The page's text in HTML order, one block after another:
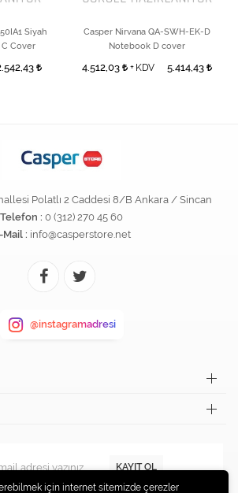
Siyah
Cover
Casper Nirvana QA-SWH-EK-D
Notebook D cover
4.512,03 + KDV 5.414,43
Polatlı 2 Caddesi 8/B Ankara / Sincan
Telefon : 0 (312) 270 45 60
Mail : info@casperstore.net
@instagramadresi
KAYIT OL
için internet sitemizde çerezler